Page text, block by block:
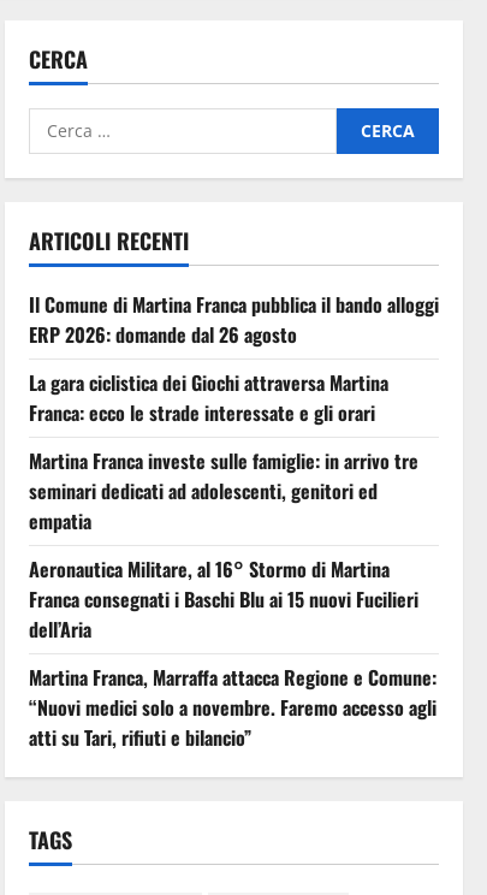
CERCA
ARTICOLI RECENTI
Il Comune di Martina Franca pubblica il bando alloggi
ERP 2026: domande dal 26 agosto
La gara ciclistica dei Giochi attraversa Martina
Franca: ecco le strade interessate e gli orari
Martina Franca investe sulle famiglie: in arrivo tre
seminari dedicati ad adolescenti, genitori ed
empatia
Aeronautica Militare, al 16° Stormo di Martina
Franca consegnati i Baschi Blu ai 15 nuovi Fucilieri
dell’Aria
Martina Franca, Marraffa attacca Regione e Comune:
“Nuovi medici solo a novembre. Faremo accesso agli
atti su Tari, rifiuti e bilancio”
TAGS